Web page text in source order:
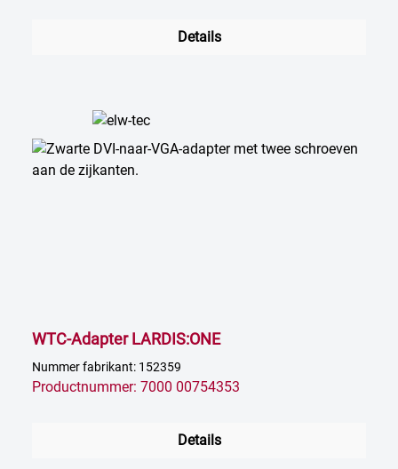
Details
WTC-Adapter LARDIS:ONE
Nummer fabrikant: 152359
Productnummer: 7000 00754353
Details